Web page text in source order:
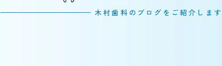
木村歯科のブログをご紹介します